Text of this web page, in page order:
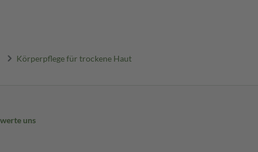
Körperpflege für trockene Haut
uns